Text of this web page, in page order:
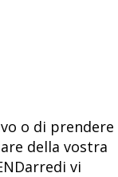
o di prendere
della vostra
vi